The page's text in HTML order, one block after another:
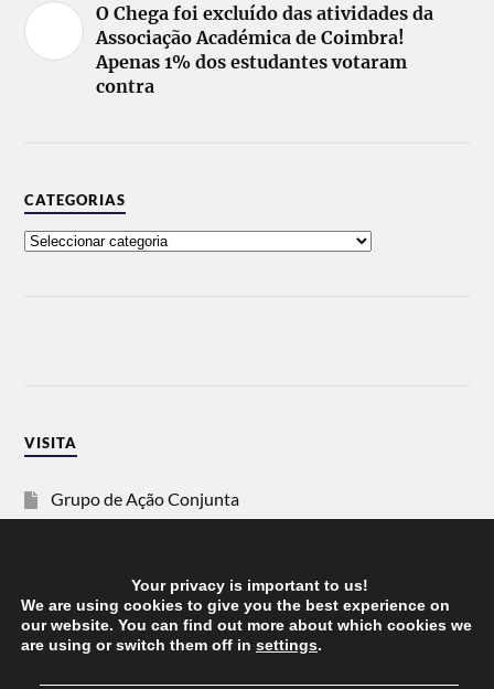
O Chega foi excluído das atividades da
Associação Académica de Coimbra!
Apenas 1% dos estudantes votaram
contra
CATEGORIAS
VISITA
Grupo de Ação Conjunta
Vida Justa
dezanove
Your privacy is important to us!
We are using cookies to give you the best experience on
our website. You can find out more about which cookies we
are using or switch them off in settings.
──────────────────────────────────────